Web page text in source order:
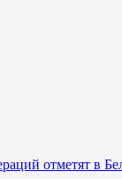
отметят в